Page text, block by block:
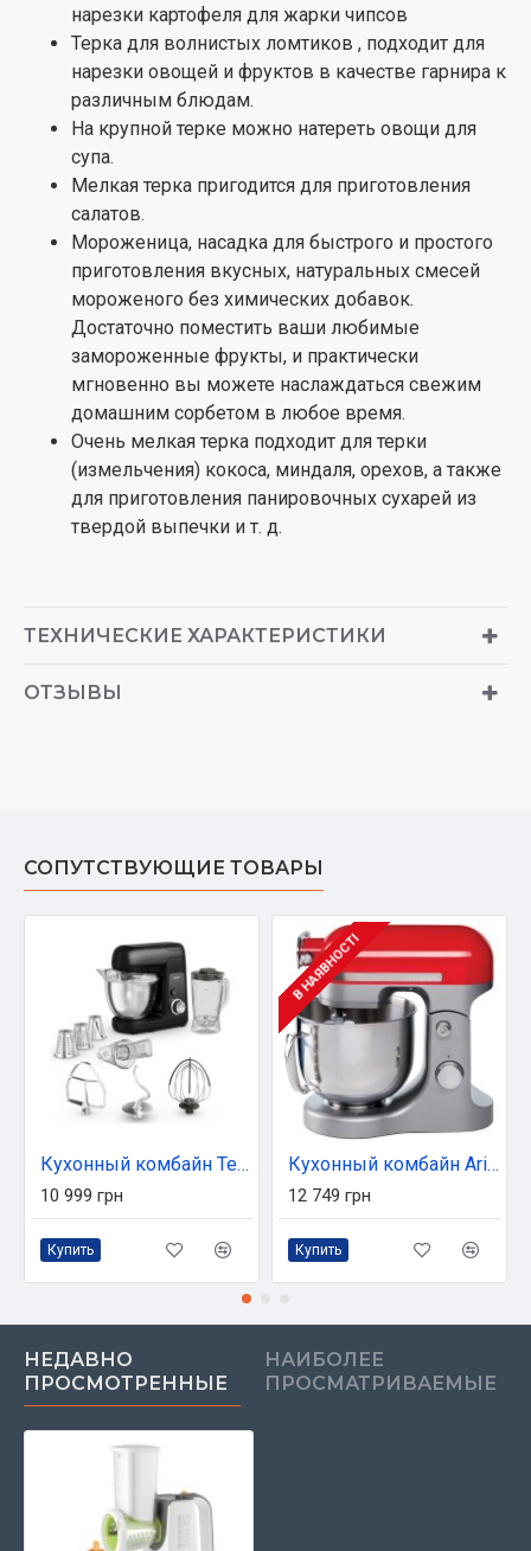
нарезки картофеля для жарки чипсов
Терка для волнистых ломтиков , подходит для
нарезки овощей и фруктов в качестве гарнира к
различным блюдам.
На крупной терке можно натереть овощи для
супа.
Мелкая терка пригодится для приготовления
салатов.
Мороженица, насадка для быстрого и простого
приготовления вкусных, натуральных смесей
мороженого без химических добавок.
Достаточно поместить ваши любимые
замороженные фрукты, и практически
мгновенно вы можете наслаждаться свежим
домашним сорбетом в любое время.
Очень мелкая терка подходит для терки
(измельчения) кокоса, миндаля, орехов, а также
для приготовления панировочных сухарей из
твердой выпечки и т. д.
ТЕХНИЧЕСКИЕ ХАРАКТЕРИСТИКИ
ОТЗЫВЫ
СОПУТСТВУЮЩИЕ ТОВАРЫ
Кухонный комбайн Tefal QB522838
10 999 грн
Купить
В НАЯВНОСТІ
Кухонный комбайн Ariete 1589 Red
12 749 грн
Купить
НЕДАВНО
ПРОСМОТРЕННЫЕ
НАИБОЛЕЕ
ПРОСМАТРИВАЕМЫЕ